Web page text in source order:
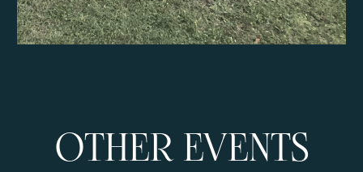
OTHER EVENTS